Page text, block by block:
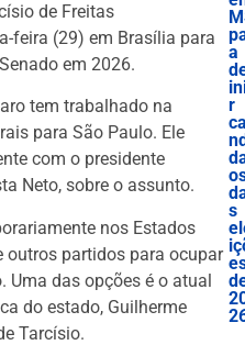
de Freitas
feira (29) em Brasília para
em 2026.
tem trabalhado na
para São Paulo. Ele
com o presidente
Neto, sobre o assunto.
nos Estados
outros partidos para ocupar
Uma das opções é o atual
do estado, Guilherme
Tarcísio.
a
r
s